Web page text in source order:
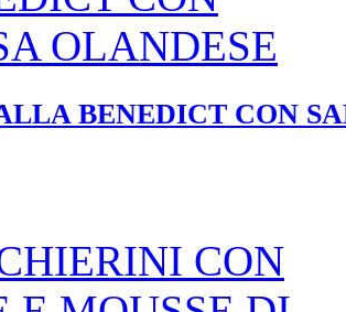
BENEDICT CON